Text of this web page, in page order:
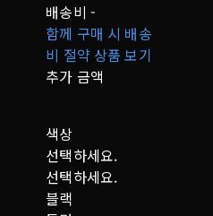
배송비 -
함께 구매 시 배송
비 절약 상품 보기
추가 금액
색상
선택하세요.
선택하세요.
블랙